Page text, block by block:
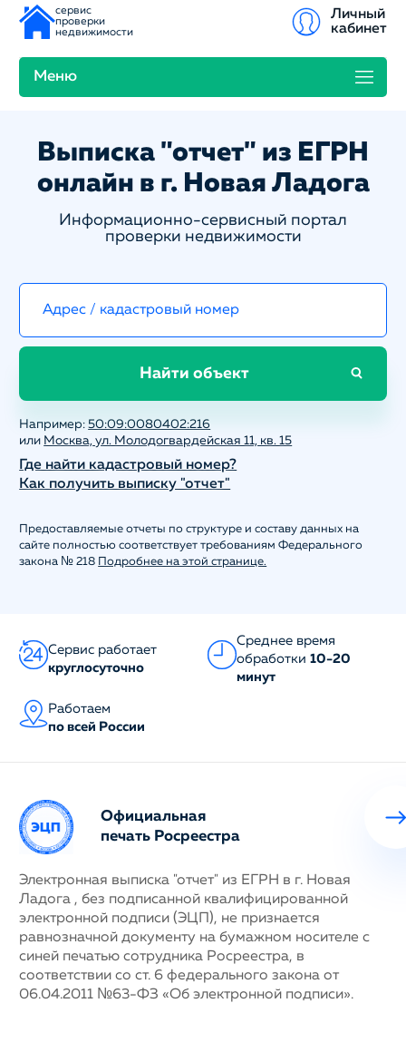
сервис
проверки
недвижимости
Меню
Личный
кабинет
Выписка "отчет" из ЕГРН
онлайн в г. Новая Ладога
Информационно-сервисный портал
проверки недвижимости
Найти объект
Например:50:09:0080402:216
или Москва, ул. Молодогвардейская 11, кв. 15
Где найти кадастровый номер?
Как получить выписку "отчет"
Предоставляемые отчеты по структуре и составу данных на
сайте полностью соответствует требованиям Федерального
закона № 218 Подробнее на этой странице.
Сервис работает
круглосуточно
Среднее время
обработки 10-20
минут
Работаем
по всей России
Официальная
печать Росреестра
Электронная выписка "отчет" из ЕГРН в г. Новая
Ладога , без подписанной квалифицированной
электронной подписи (ЭЦП), не признается
равнозначной документу на бумажном носителе с
синей печатью сотрудника Росреестра, в
соответствии со ст. 6 федерального закона от
06.04.2011 №63-ФЗ «Об электронной подписи».